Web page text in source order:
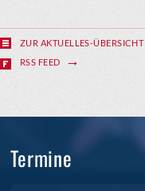
ZUR AKTUELLES-ÜBERSICHT
RSS FEED
Termine